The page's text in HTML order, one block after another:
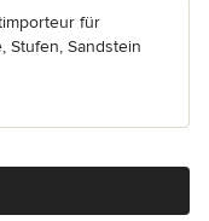
für
Stufen, Sandstein